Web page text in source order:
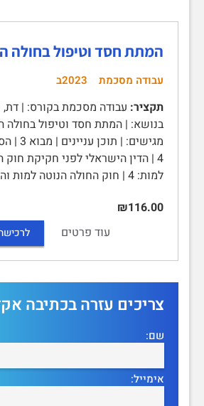
המתת חסד וטיפול בחולה
עבודה מסכמת 2023ב
תקציר: עבודה מסכמת בקורס: | דת,
בנושא: | המתת חסד וטיפול בחולה
4 | הדין הישראלי לפני חקיקת חוק
למות: 4 | חוק החולה הנוטה למות והמצב …
₪116.00
עוד פרטים
צריכים עזרה בכתיבה
שם:
אימייל: